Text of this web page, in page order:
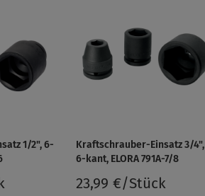
1/2", 6-
Kraftschrauber-Einsatz 3/4",
6-kant, ELORA 791A-7/8
23,99 €/Stück